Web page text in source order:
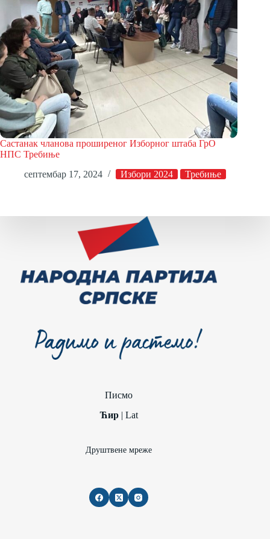
Састанак чланова проширеног Изборног штаба ГрО
НПС Требиње
септембар 17, 2024
Избори 2024 Требиње
Писмо
Ћир| Lat
Друштвене мреже